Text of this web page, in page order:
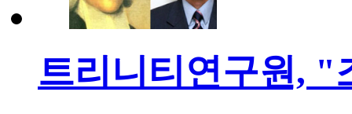
트리니티연구원, "